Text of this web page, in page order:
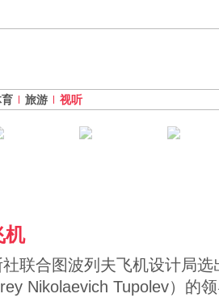
旅游 视听
机
联合图波列夫飞机设计局
Nikolaevich Tupolev）的